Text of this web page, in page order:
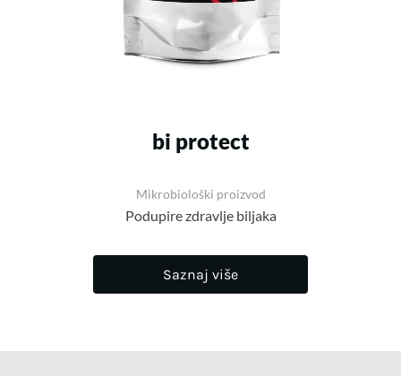
bi protect
Mikrobiološki proizvod
Podupire zdravlje biljaka
Saznaj više